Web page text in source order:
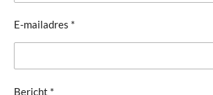
E-mailadres *
Bericht *